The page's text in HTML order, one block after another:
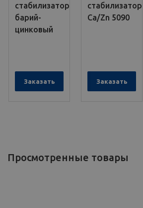
стабилизатор
барий-
цинковый
Заказать
стабилизатор
Ca/Zn 5090
Заказать
Просмотренные товары